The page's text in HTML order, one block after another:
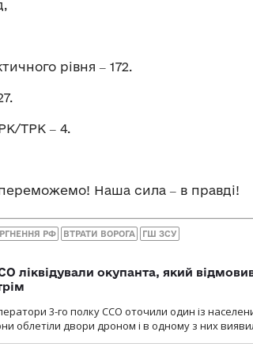
рівня ‒ 172.
ТРК ‒ 4.
Наша сила ‒ в правді!
РФ ВТРАТИ ВОРОГА ГШ ЗСУ
ліквідували окупанта, який
3-го полку ССО оточили один із
облетіли двори дроном і в одному з них